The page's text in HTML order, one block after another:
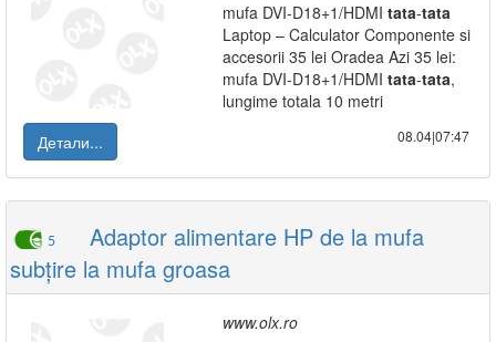
mufa DVI-D18+1/HDMI tata-tata
Laptop – Calculator Componente si
accesorii 35 lei Oradea Azi 35 lei:
mufa DVI-D18+1/HDMI tata-tata,
lungime totala 10 metri
Детали...
08.04|07:47
5
Adaptor alimentare HP de la mufa
subțire la mufa groasa
www.olx.ro